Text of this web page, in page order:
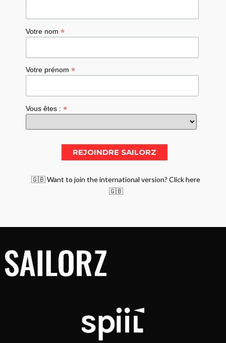
Votre nom*
Votre prénom*
Vous êtes :*
🇬🇧 Want to join the international version? Click here
🇬🇧